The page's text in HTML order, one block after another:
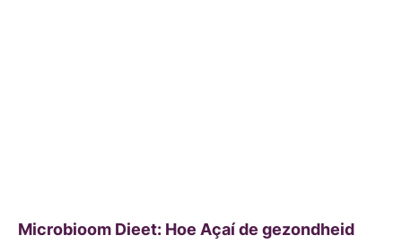
Microbioom Dieet: Hoe Açaí de gezondheid